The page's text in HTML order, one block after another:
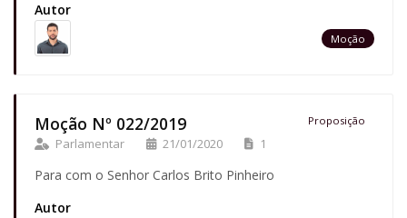
Autor
Moção
Moção Nº 022/2019 Proposição
Parlamentar 21/01/2020 1
Para com o Senhor Carlos Brito Pinheiro
Autor